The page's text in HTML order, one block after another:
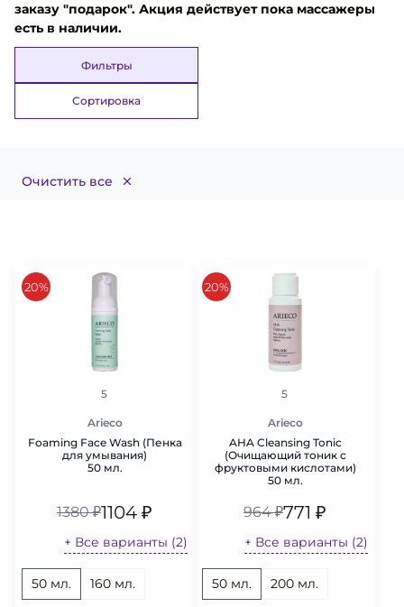
заказу "подарок". Акция действует пока массажеры
есть в наличии.
Фильтры
Сортировка
Очистить все
скидка
20%
рейтинг
5
Arieco
Foaming Face Wash (Пенка
для умывания)
50 мл.
1380₽1104 ₽
+ Все варианты (2)
50 мл. 160 мл.
скидка
20%
рейтинг
5
Arieco
AHA Cleansing Tonic
(Очищающий тоник с
фруктовыми кислотами)
50 мл.
964₽771 ₽
+ Все варианты (2)
50 мл. 200 мл.